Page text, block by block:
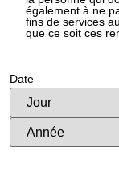
également à ne
fins de services
que ce soit ces
Date